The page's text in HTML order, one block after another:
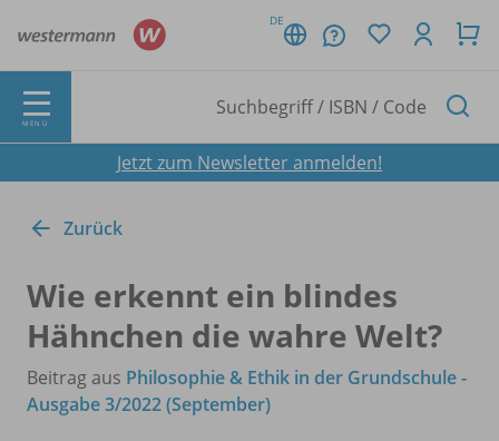
DE
MENÜ
Jetzt zum Newsletter anmelden!
Zurück
Wie erkennt ein blindes
Hähnchen die wahre Welt?
Beitrag aus Philosophie & Ethik in der Grundschule -
Ausgabe 3/2022 (September)